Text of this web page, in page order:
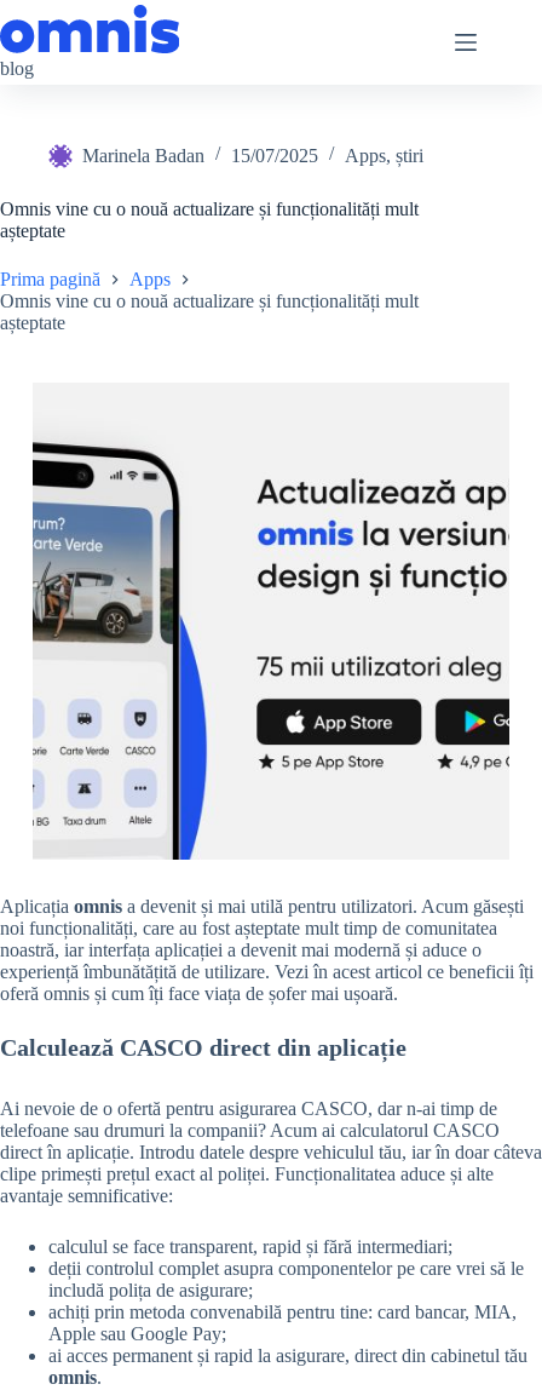
la
conținut
blog
Marinela Badan 15/07/2025 Apps, știri
Omnis vine cu o nouă actualizare și funcționalități mult
așteptate
Prima pagină
Apps
Omnis vine cu o nouă actualizare și funcționalități mult
așteptate
Aplicația omnis a devenit și mai utilă pentru utilizatori. Acum găsești
noi funcționalități, care au fost așteptate mult timp de comunitatea
noastră, iar interfața aplicației a devenit mai modernă și aduce o
experiență îmbunătățită de utilizare. Vezi în acest articol ce beneficii îți
oferă omnis și cum îți face viața de șofer mai ușoară.
Calculează CASCO direct din aplicație
Ai nevoie de o ofertă pentru asigurarea CASCO, dar n-ai timp de
telefoane sau drumuri la companii? Acum ai calculatorul CASCO
direct în aplicație. Introdu datele despre vehiculul tău, iar în doar câteva
clipe primești prețul exact al poliței. Funcționalitatea aduce și alte
avantaje semnificative:
calculul se face transparent, rapid și fără intermediari;
deții controlul complet asupra componentelor pe care vrei să le
includă polița de asigurare;
achiți prin metoda convenabilă pentru tine: card bancar, MIA,
Apple sau Google Pay;
ai acces permanent și rapid la asigurare, direct din cabinetul tău
omnis.